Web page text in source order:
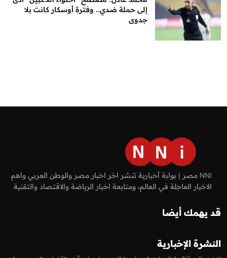
إلى حملة ضدي.. وفترة أوسكار كانت بلا
جدوى
NNI مصر | بوابة أخبارية تنشر اخر اخبار مصر والوطن العربي واهم
الاخبار العاجلة في العالم، ومتابعة اخبار الرياضة والاقتصاد والتقنية.
قد يهمك أيضا
النشرة الإخبارية